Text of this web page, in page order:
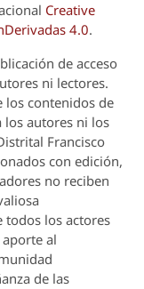
Creative
4.0.
de acceso
ni lectores.
los contenidos de
los autores ni los
Francisco
con edición,
no reciben
todos los actores
al
de las